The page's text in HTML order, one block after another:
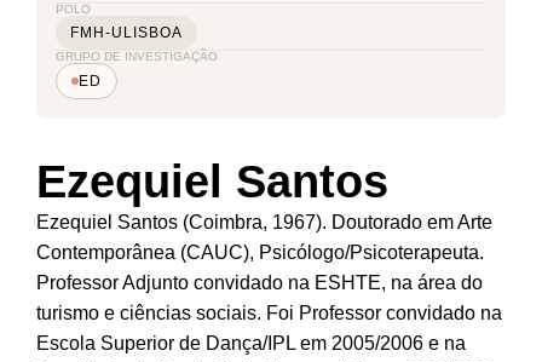
POLO
FMH-ULISBOA
GRUPO DE INVESTIGAÇÃO
ED
Ezequiel Santos
Ezequiel Santos (Coimbra, 1967). Doutorado em Arte
Contemporânea (CAUC), Psicólogo/Psicoterapeuta.
Professor Adjunto convidado na ESHTE, na área do
turismo e ciências sociais. Foi Professor convidado na
Escola Superior de Dança/IPL em 2005/2006 e na